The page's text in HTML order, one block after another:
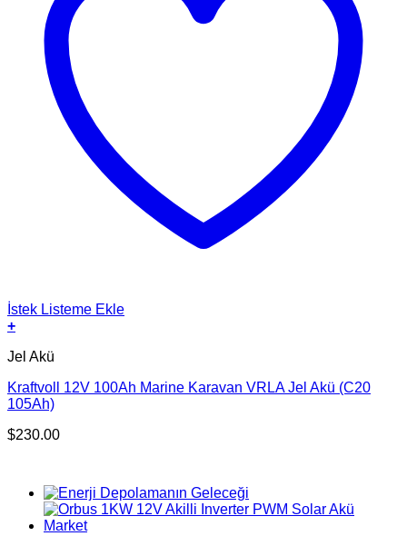
İstek Listeme Ekle
+
Jel Akü
Kraftvoll 12V 100Ah Marine Karavan VRLA Jel Akü (C20
105Ah)
$230.00